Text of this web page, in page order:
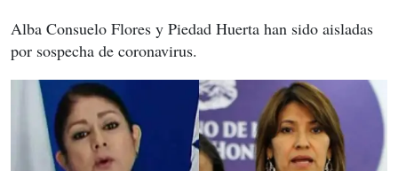
Alba Consuelo Flores y Piedad Huerta han sido aisladas
por sospecha de coronavirus.